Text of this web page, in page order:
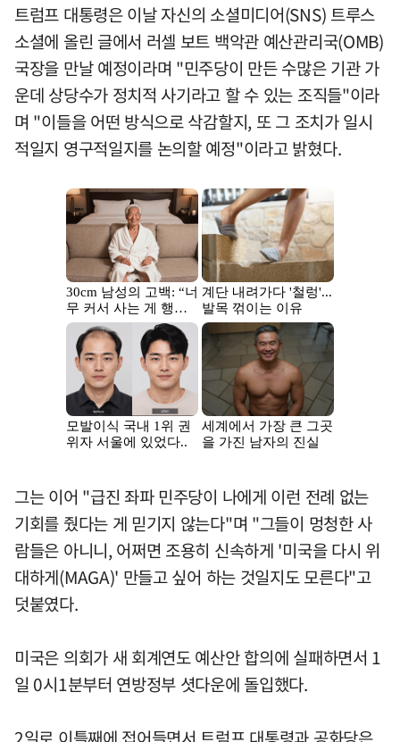
트럼프 대통령은 이날 자신의 소셜미디어(SNS) 트루스
소셜에 올린 글에서 러셀 보트 백악관 예산관리국(OMB)
국장을 만날 예정이라며 "민주당이 만든 수많은 기관 가
운데 상당수가 정치적 사기라고 할 수 있는 조직들"이라
며 "이들을 어떤 방식으로 삭감할지, 또 그 조치가 일시
적일지 영구적일지를 논의할 예정"이라고 밝혔다.
그는 이어 "급진 좌파 민주당이 나에게 이런 전례 없는
기회를 줬다는 게 믿기지 않는다"며 "그들이 멍청한 사
람들은 아니니, 어쩌면 조용히 신속하게 '미국을 다시 위
대하게(MAGA)' 만들고 싶어 하는 것일지도 모른다"고
덧붙였다.
미국은 의회가 새 회계연도 예산안 합의에 실패하면서 1
일 0시1분부터 연방정부 셧다운에 돌입했다.